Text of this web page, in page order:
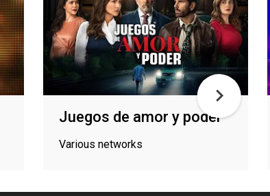
Juegos de amor y poder
Various networks